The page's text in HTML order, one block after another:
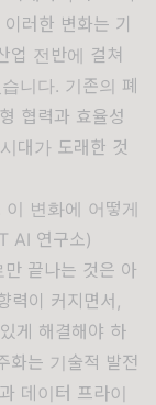
러한 변화는 기
업 전반에 걸쳐
니다. 기존의 폐
협력과 효율성
대가 도래한 것
변화에 어떻게
AI 연구소)
끝나는 것은 아
력이 커지면서,
게 해결해야 하
화는 기술적 발전
데이터 프라이